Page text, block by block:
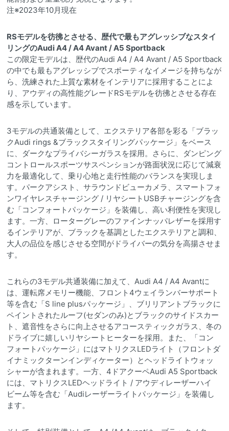
注※2023年10月現在
RSモデルを彷彿とさせる、歴代で最もアグレッシブなスタイ
リングのAudi A4 / A4 Avant / A5 Sportback
この限定モデルは、歴代のAudi A4 / A4 Avant / A5 Sportback
の中でも最もアグレッシブでスポーティなイメージを持ちなが
ら、洗練された上質な素材をインテリアに採用することによ
り、アウディの高性能グレードRSモデルを彷彿とさせる存在
感を示しています。
3モデルの共通装備として、エクステリア各部を彩る「ブラッ
クAudi rings &ブラックスタイリングパッケージ」をベース
に、ダークなプライバシーガラスを採用。さらに、ダンピング
コントロールスポーツサスペンションが路面状況に応じて減衰
力を最適化して、乗り心地と走行性能のバランスを実現しま
す。パークアシスト、サラウンドビューカメラ、スマートフォ
ンワイヤレスチャージング / リヤシートUSBチャージングを含
む「コンフォートパッケージ」を装備し、高い利便性を実現し
ます。一方、ローターグレーのファインナッパレザーを採用す
るインテリアが、ブラックを基調としたエクステリアと調和、
大人の品位を感じさせる空間がドライバーの気分を高揚させま
す。
これらの3モデル共通装備に加えて、Audi A4 / A4 Avantに
は、運転席メモリー機能、フロント4ウェイランバーサポート
等を含む「S line plusパッケージ」、ブリリアントブラックに
ペイントされたルーフ(セダンのみ)とブラックのサイドスカー
ト、遮音性をさらに向上させるアコースティックガラス、冬の
ドライブに嬉しいリヤシートヒーターを採用。また、「コン
フォートパッケージ」にはマトリクスLEDライト（フロントダ
イナミックターンインディケーター）とヘッドライトウォッ
シャーが含まれます。一方、4ドアクーペAudi A5 Sportback
には、マトリクスLEDヘッドライト / アウディレーザーハイ
ビーム等を含む「Audiレーザーライトパッケージ」を装備し
ます。